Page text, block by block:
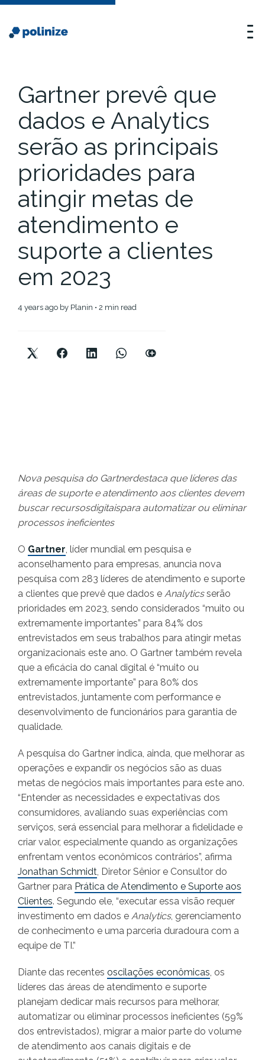
Gartner prevê que
dados e Analytics
serão as principais
prioridades para
atingir metas de
atendimento e
suporte a clientes
em 2023
4 years ago by Planin • 2 min read
Nova pesquisa do Gartnerdestaca que líderes das
áreas de suporte e atendimento aos clientes devem
buscar recursosdigitaispara automatizar ou eliminar
processos ineficientes
O Gartner, líder mundial em pesquisa e
aconselhamento para empresas, anuncia nova
pesquisa com 283 líderes de atendimento e suporte
a clientes que prevê que dados e Analyticsserão
prioridades em 2023, sendo considerados “muito ou
extremamente importantes” para 84% dos
entrevistados em seus trabalhos para atingir metas
organizacionais este ano. O Gartner também revela
que a eficácia do canal digital é “muito ou
extremamente importante” para 80% dos
entrevistados, juntamente com performance e
desenvolvimento de funcionários para garantia de
qualidade.
A pesquisa do Gartner indica, ainda, que melhorar as
operações e expandir os negócios são as duas
metas de negócios mais importantes para este ano.
“Entender as necessidades e expectativas dos
consumidores, avaliando suas experiências com
serviços, será essencial para melhorar a fidelidade e
criar valor, especialmente quando as organizações
enfrentam ventos econômicos contrários”, afirma
Jonathan Schmidt, Diretor Sênior e Consultor do
Gartner para Prática de Atendimento e Suporte aos
Clientes. Segundo ele, “executar essa visão requer
investimento em dados e Analytics, gerenciamento
de conhecimento e uma parceria duradoura com a
equipe de TI.”
Diante das recentes oscilações econômicas, os
líderes das áreas de atendimento e suporte
planejam dedicar mais recursos para melhorar,
automatizar ou eliminar processos ineficientes (59%
dos entrevistados), migrar a maior parte do volume
de atendimento aos canais digitais e de